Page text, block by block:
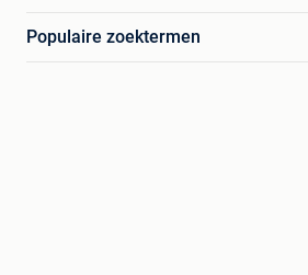
Populaire zoektermen